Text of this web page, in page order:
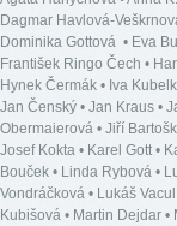
Dagmar Havlová-
Dominika Gottová • Eva
František Ringo Čech •
Hynek Čermák • Iva
Jan Čenský • Jan Kraus •
Obermaierová • Jiří
Josef Kokta • Karel Gott •
Bouček • Linda Rybová •
Vondráčková • Lukáš
Kubišová • Martin Dejdar •